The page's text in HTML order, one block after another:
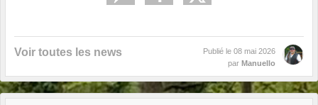
Voir toutes les news Publié le 08 mai 2026
par Manuello